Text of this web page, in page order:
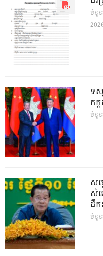
ចំនួន
2026
ទស្
កក្
ចំនួន
សម្
សំណ
ដឹក
ចំនួន